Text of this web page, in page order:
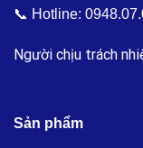
📞 Hotline:
Người chịu trách
Sản phẩm